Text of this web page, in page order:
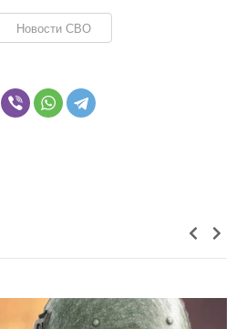
Новости СВО